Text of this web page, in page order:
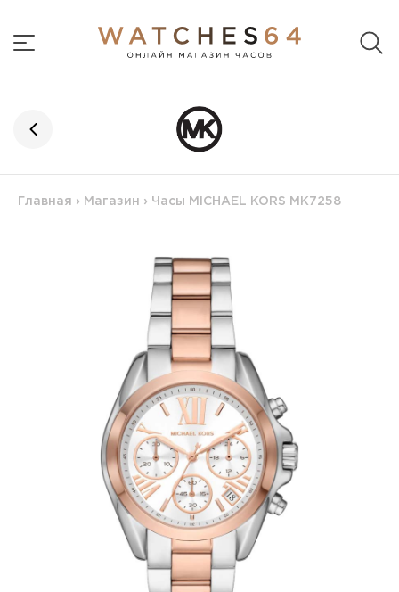
Главная › Магазин › Часы MICHAEL KORS MK7258